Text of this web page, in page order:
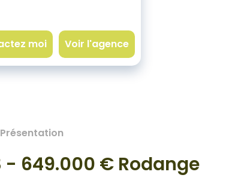
moi Voir l'agence
Présentation
- 649.000 € Rodange